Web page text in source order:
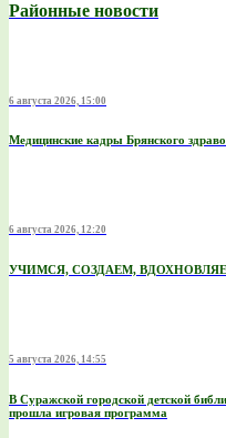
Районные новости
6 августа 2026, 15:00
Медицинские кадры Брянского
6 августа 2026, 12:20
УЧИМСЯ, СОЗДАЕМ,
5 августа 2026, 14:55
В Суражской городской детской
прошла игровая программа